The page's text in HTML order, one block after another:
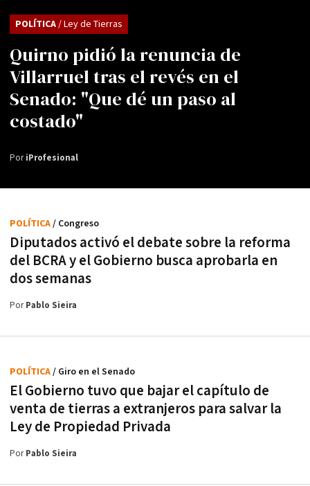
Quirno pidió la renuncia de
Villarruel tras el revés en el
Senado: "Que dé un paso al
costado"
POLÍTICA/ Ley de Tierras
PoriProfesional
Diputados activó el debate sobre la reforma
del BCRA y el Gobierno busca aprobarla en
dos semanas
POLÍTICA/ Congreso
PorPablo Sieira
El Gobierno tuvo que bajar el capítulo de
venta de tierras a extranjeros para salvar la
Ley de Propiedad Privada
POLÍTICA/ Giro en el Senado
PorPablo Sieira